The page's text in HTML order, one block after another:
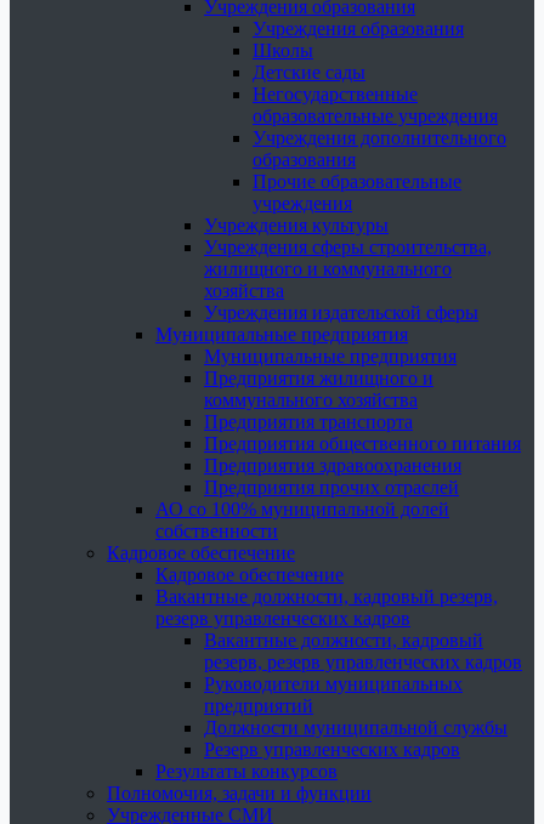
Учреждения образования
Учреждения образования
Школы
Детские сады
Негосударственные
образовательные учреждения
Учреждения дополнительного
образования
Прочие образовательные
учреждения
Учреждения культуры
Учреждения сферы строительства,
жилищного и коммунального
хозяйства
Учреждения издательской сферы
Муниципальные предприятия
Муниципальные предприятия
Предприятия жилищного и
коммунального хозяйства
Предприятия транспорта
Предприятия общественного питания
Предприятия здравоохранения
Предприятия прочих отраслей
АО со 100% муниципальной долей
собственности
Кадровое обеспечение
Кадровое обеспечение
Вакантные должности, кадровый резерв,
резерв управленческих кадров
Вакантные должности, кадровый
резерв, резерв управленческих кадров
Руководители муниципальных
предприятий
Должности муниципальной службы
Резерв управленческих кадров
Результаты конкурсов
Полномочия, задачи и функции
Учрежденные СМИ